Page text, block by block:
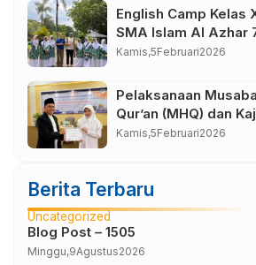
English Camp Kelas
SMA Islam Al Azhar
Bahasa Borobudur
Kamis,5Februari2026
Pelaksanaan
Qur’an (MHQ) dan
Mi’raj SMA Islam Al
Kamis,5Februari2026
Berita Terbaru
Uncategorized
Blog Post – 1505
Minggu,9Agustus2026